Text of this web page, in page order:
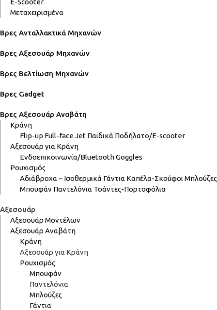
E-Scooter
Μεταχειρισμένα
Βρες Ανταλλακτικά Μηχανών
Βρες Αξεσουάρ Μηχανών
Βρες Βελτίωση Μηχανών
Βρες Gadget
Βρες Αξεσουάρ Αναβάτη
Κράνη
Flip-up Full-faceJet Παιδικά Ποδήλατο/E-scooter
Αξεσουάρ για Κράνη
Ενδοεπικοινωνία/BluetoothGoggles
Ρουχισμός
Αδιάβροχα – Ισοθερμικά Γάντια Καπέλα-Σκούφοι Μπλούζες
Μπουφάν Παντελόνια Τσάντες-Πορτοφόλια
Αξεσουάρ
Αξεσουάρ Μοντέλων
Αξεσουάρ Αναβάτη
Κράνη
Αξεσουάρ για Κράνη
Ρουχισμός
Μπουφάν
Παντελόνια
Μπλούζες
Γάντια